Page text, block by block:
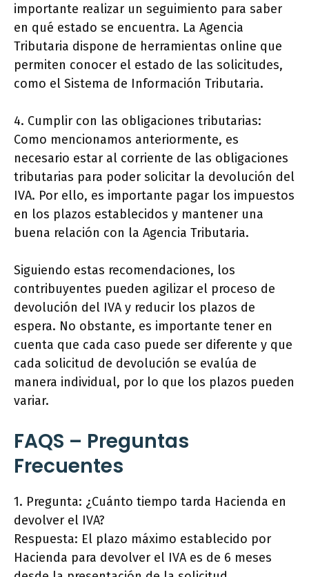
importante realizar un seguimiento para saber
en qué estado se encuentra. La Agencia
Tributaria dispone de herramientas online que
permiten conocer el estado de las solicitudes,
como el Sistema de Información Tributaria.
4. Cumplir con las obligaciones tributarias:
Como mencionamos anteriormente, es
necesario estar al corriente de las obligaciones
tributarias para poder solicitar la devolución del
IVA. Por ello, es importante pagar los impuestos
en los plazos establecidos y mantener una
buena relación con la Agencia Tributaria.
Siguiendo estas recomendaciones, los
contribuyentes pueden agilizar el proceso de
devolución del IVA y reducir los plazos de
espera. No obstante, es importante tener en
cuenta que cada caso puede ser diferente y que
cada solicitud de devolución se evalúa de
manera individual, por lo que los plazos pueden
variar.
FAQS – Preguntas
Frecuentes
1. Pregunta: ¿Cuánto tiempo tarda Hacienda en
devolver el IVA?
Respuesta: El plazo máximo establecido por
Hacienda para devolver el IVA es de 6 meses